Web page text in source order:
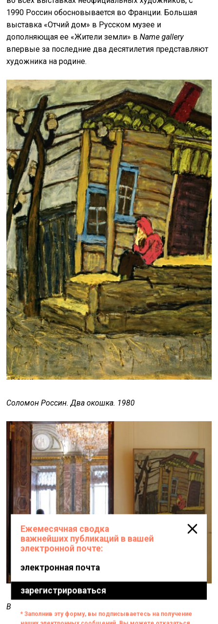
1990 Россин обосновывается во Франции. Большая
выставка «Отчий дом» в Русском музее и
дополняющая ее «Жители земли» вName gallery
впервые за последние два десятилетия представляют
художника на родине.
Соломон Россин. Два окошка. 1980
Вид экспозиции в Русском музее